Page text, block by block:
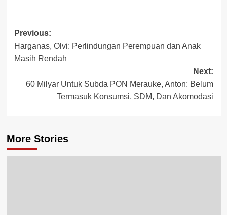
Post
navigation
Previous:
Harganas, Olvi: Perlindungan Perempuan dan Anak
Masih Rendah
Next:
60 Milyar Untuk Subda PON Merauke, Anton: Belum
Termasuk Konsumsi, SDM, Dan Akomodasi
More Stories